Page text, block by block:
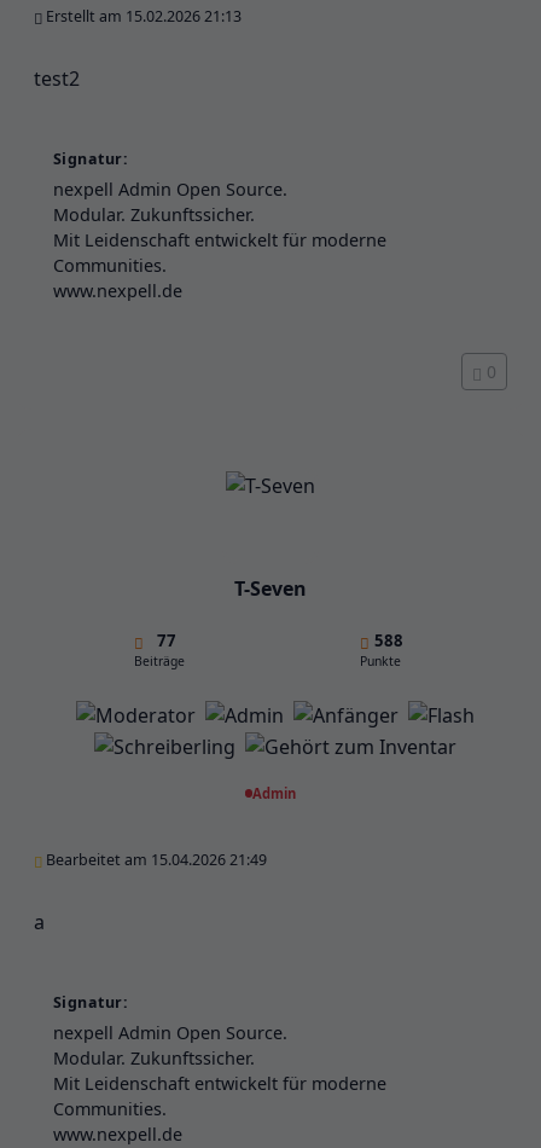
Erstellt am 15.02.2026 21:13
test2
Signatur:
nexpell Admin Open Source.
Modular. Zukunftssicher.
Mit Leidenschaft entwickelt für moderne
Communities.
www.nexpell.de
0
T-Seven
77
Beiträge
588
Punkte
Admin
Bearbeitet am 15.04.2026 21:49
a
Signatur:
nexpell Admin Open Source.
Modular. Zukunftssicher.
Mit Leidenschaft entwickelt für moderne
Communities.
www.nexpell.de